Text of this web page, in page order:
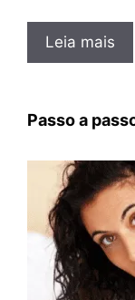
Leia mais
Passo a